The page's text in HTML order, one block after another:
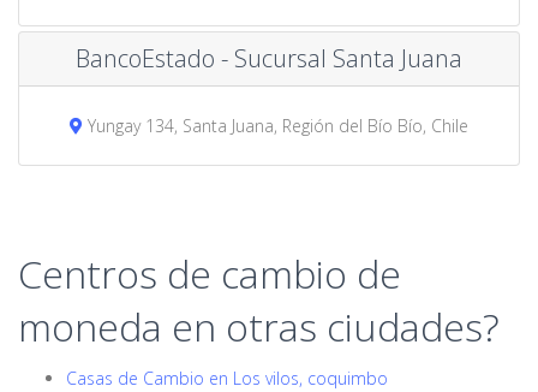
BancoEstado - Sucursal Santa Juana
Yungay 134, Santa Juana, Región del Bío Bío, Chile
Centros de cambio de
moneda en otras ciudades?
Casas de Cambio en Los vilos, coquimbo